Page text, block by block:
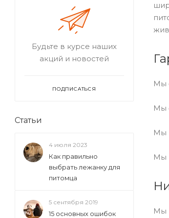
Мы
Мы
Мы
Мы
Мы
Будьте в курсе наших
акций и новостей
ПОДПИСАТЬСЯ
Статьи
4 июля 2023
Как правильно
выбрать лежанку для
питомца
5 сентября 2019
15 основных ошибок